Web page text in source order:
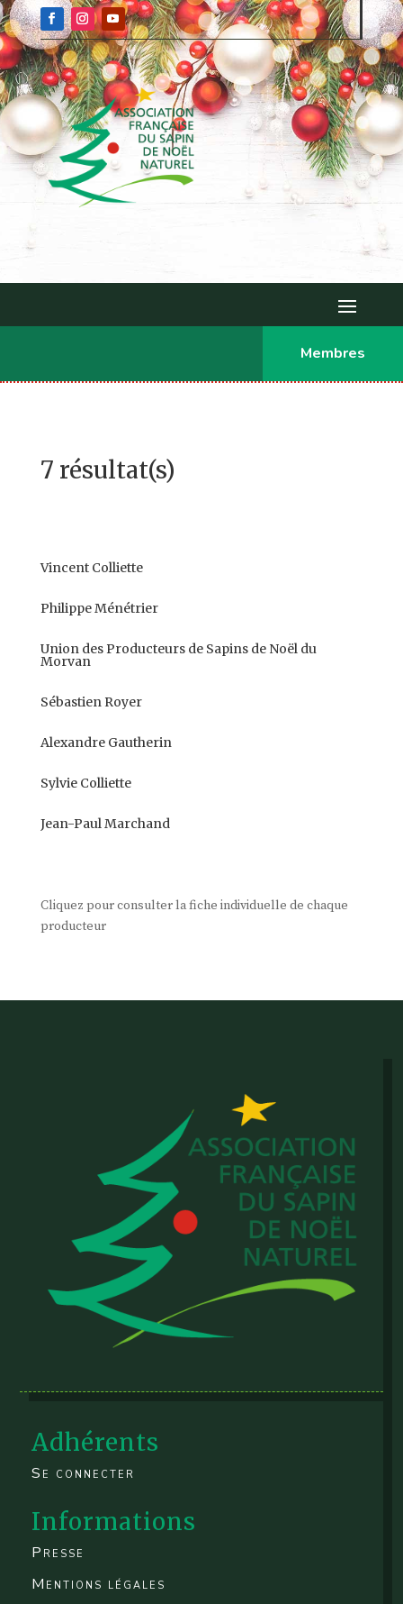
Membres
7 résultat(s)
Vincent Colliette
Philippe Ménétrier
Union des Producteurs de Sapins de Noël du
Morvan
Sébastien Royer
Alexandre Gautherin
Sylvie Colliette
Jean-Paul Marchand
Cliquez pour consulter la fiche individuelle de chaque
producteur
Adhérents
Se connecter
Informations
Presse
Mentions légales